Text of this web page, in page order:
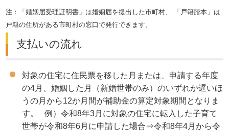
注：「婚姻届受理証明書」は婚姻届を提出した市町村、 「戸籍謄本」は
戸籍の住所がある市町村の窓口で発行できます。
支払いの流れ
対象の住宅に住民票を移した月または、申請する年度
の4月、婚姻した月（新婚世帯のみ）のいずれか遅いほ
うの月から12か月間が補助金の算定対象期間となりま
す。 例）令和8年3月に対象の住宅に転入した子育て
世帯が令和8年6月に申請した場合⇒令和8年4月から令